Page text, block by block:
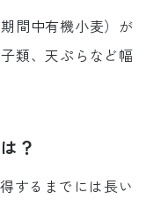
間中有機小麦）が
類、天ぷらなど幅
？
するまでには長い